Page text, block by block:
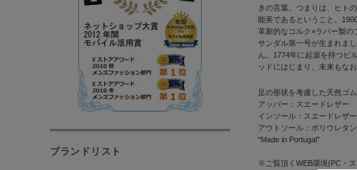
きの言葉。つまりは、ヒト
能美であるということ。
革新的なコルク×ラバー製の
サンダル第一号が生まれま
ん。1774年に起源を持つビ
ッドにはじまり、未来もな
足の形状を考慮した天然ゴ
アッパー：スエードレザー
インソール：スエードレザー
アウトソール：ポリウレタ
"Made in Portugal"
※ご覧頂くWEB環境(PC・
ブランドリスト